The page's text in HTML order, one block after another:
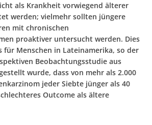
als Krankheit vorwiegend älterer
werden; vielmehr sollten jüngere
mit chronischen
proaktiver untersucht werden. Dies
für Menschen in Lateinamerika, so der
Beobachtungsstudie aus
wurde, dass von mehr als 2.000
jeder Siebte jünger als 40
Outcome als ältere